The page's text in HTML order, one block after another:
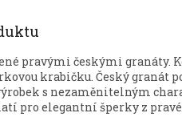
pravými českými granáty.
krabičku. Český granát
s nezaměnitelným
pro elegantní šperky z